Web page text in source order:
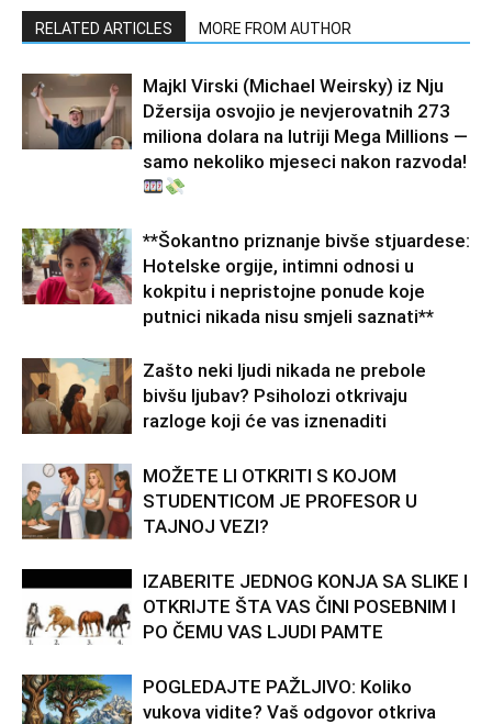
RELATED ARTICLES MORE FROM AUTHOR
Majkl Virski (Michael Weirsky) iz Nju
Džersija osvojio je nevjerovatnih 273
miliona dolara na lutriji Mega Millions —
samo nekoliko mjeseci nakon razvoda!
**Šokantno priznanje bivše stjuardese:
Hotelske orgije, intimni odnosi u
kokpitu i nepristojne ponude koje
putnici nikada nisu smjeli saznati**
Zašto neki ljudi nikada ne prebole
bivšu ljubav? Psiholozi otkrivaju
razloge koji će vas iznenaditi
MOŽETE LI OTKRITI S KOJOM
STUDENTICOM JE PROFESOR U
TAJNOJ VEZI?
IZABERITE JEDNOG KONJA SA SLIKE I
OTKRIJTE ŠTA VAS ČINI POSEBNIM I
PO ČEMU VAS LJUDI PAMTE
POGLEDAJTE PAŽLJIVO: Koliko
vukova vidite? Vaš odgovor otkriva